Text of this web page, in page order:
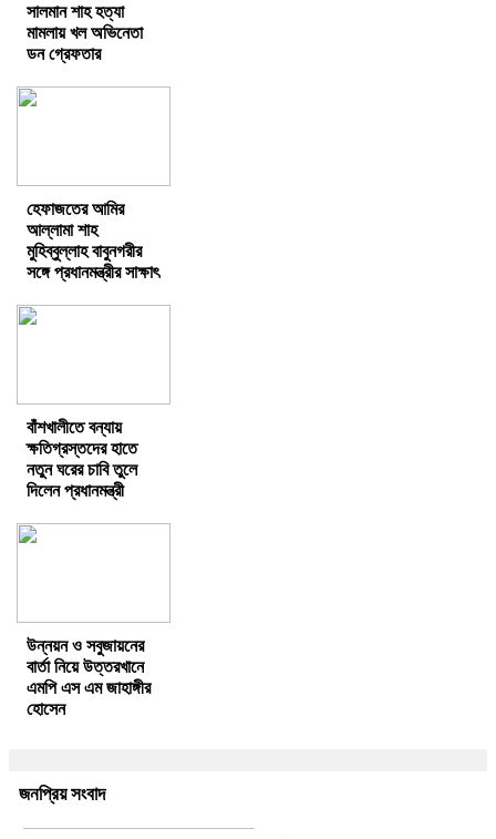
সালমান শাহ হত্যা
মামলায় খল অভিনেতা
ডন গ্রেফতার
হেফাজতের আমির
আল্লামা শাহ
মুহিব্বুল্লাহ বাবুনগরীর
সঙ্গে প্রধানমন্ত্রীর সাক্ষাৎ
বাঁশখালীতে বন্যায়
ক্ষতিগ্রস্তদের হাতে
নতুন ঘরের চাবি তুলে
দিলেন প্রধানমন্ত্রী
উন্নয়ন ও সবুজায়নের
বার্তা নিয়ে উত্তরখানে
এমপি এস এম জাহাঙ্গীর
হোসেন
জনপ্রিয় সংবাদ